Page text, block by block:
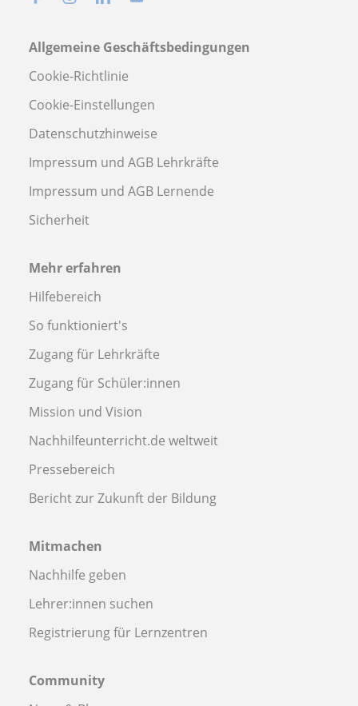
Allgemeine Geschäftsbedingungen
Cookie-Richtlinie
Cookie-Einstellungen
Datenschutzhinweise
Impressum und AGB Lehrkräfte
Impressum und AGB Lernende
Sicherheit
Mehr erfahren
Hilfebereich
So funktioniert's
Zugang für Lehrkräfte
Zugang für Schüler:innen
Mission und Vision
Nachhilfeunterricht.de weltweit
Pressebereich
Bericht zur Zukunft der Bildung
Mitmachen
Nachhilfe geben
Lehrer:innen suchen
Registrierung für Lernzentren
Community